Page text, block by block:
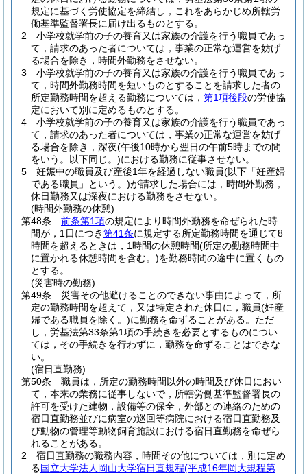
規定に基づく労使協定を締結し，これをあらかじめ所轄労
働基準監督署長に届け出るものとする。
2
小学校就学前の子の養育又は家族の介護を行う職員であっ
て，請求のあった者については，事業の正常な運営を妨げ
る場合を除き，時間外勤務をさせない。
3
小学校就学前の子の養育又は家族の介護を行う職員であっ
て，時間外勤務時間を短いものとすることを請求した者の
所定勤務時間を超える勤務については， 第1項後段の労使協
定において別に定めるものとする。
4
小学校就学前の子の養育又は家族の介護を行う職員であっ
て，請求のあった者については，事業の正常な運営を妨げ
る場合を除き，深夜(午後10時から翌日の午前5時までの間
をいう。以下同じ。)における勤務に従事させない。
5
妊娠中の職員及び産後1年を経過しない職員(以下「妊産婦
である職員」という。)が請求した場合には，時間外勤務，
休日勤務又は深夜における勤務をさせない。
(時間外勤務の休憩)
第48条
前条第1項の規定により時間外勤務を命ぜられた時
間が，1日につき第41条に規定する所定勤務時間を通じて8
時間を超えるときは，1時間の休憩時間(所定の勤務時間中
に置かれる休憩時間を含む。)を勤務時間の途中に置くもの
とする。
(災害時の勤務)
第49条
災害その他避けることのできない事由によって，所
定の勤務時間を超えて，又は特定された休日に，職員(妊産
婦である職員を除く。)に勤務を命ずることがある。 ただ
し，労基法第33条第1項の手続きを必要とするものについ
ては，その手続きを行わずに，勤務を命ずることはできな
い。
(宿日直勤務)
第50条
職員は，所定の勤務時間以外の時間及び休日におい
て，本来の業務に従事しないで，所轄労働基準監督署長の
許可を受けた建物，設備等の保全，外部との連絡のための
宿日直勤務並びに病室の巡回等病院における宿日直勤務及
び動物の管理等動物飼育施設における宿日直勤務を命ぜら
れることがある。
2
宿日直勤務の職務内容，時間その他については，別に定め
る国立大学法人岡山大学宿日直規程(平成16年岡大規程第